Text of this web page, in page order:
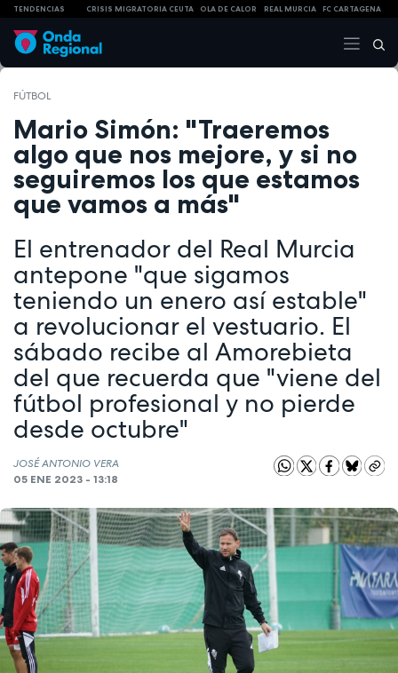
TENDENCIAS CRISIS MIGRATORIA CEUTA OLA DE CALOR REAL MURCIA FC CARTAGENA
FÚTBOL
Mario Simón: "Traeremos
algo que nos mejore, y si no
seguiremos los que estamos
que vamos a más"
El entrenador del Real Murcia
antepone "que sigamos
teniendo un enero así estable"
a revolucionar el vestuario. El
sábado recibe al Amorebieta
del que recuerda que "viene del
fútbol profesional y no pierde
desde octubre"
JOSÉ ANTONIO VERA
05 ENE 2023 - 13:18